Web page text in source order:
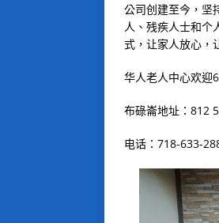
公司创建至今，坚
人、残疾人士和个
式，让家人放心，
华人老人中心欢迎
布碌崙地址： 812
电话： 718-633-